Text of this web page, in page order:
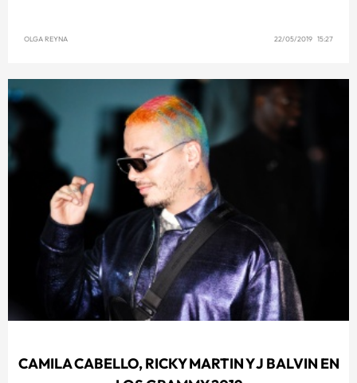
OLGA REYNA 22/05/2019 15:27
CAMILA CABELLO, RICKY MARTIN Y J BALVIN EN